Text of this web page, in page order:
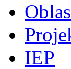
IEP